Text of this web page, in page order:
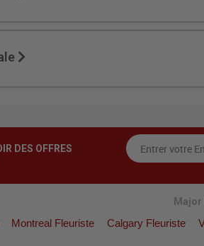
DES OFFRES
Major
Montreal Fleuriste Calgary Fleuriste